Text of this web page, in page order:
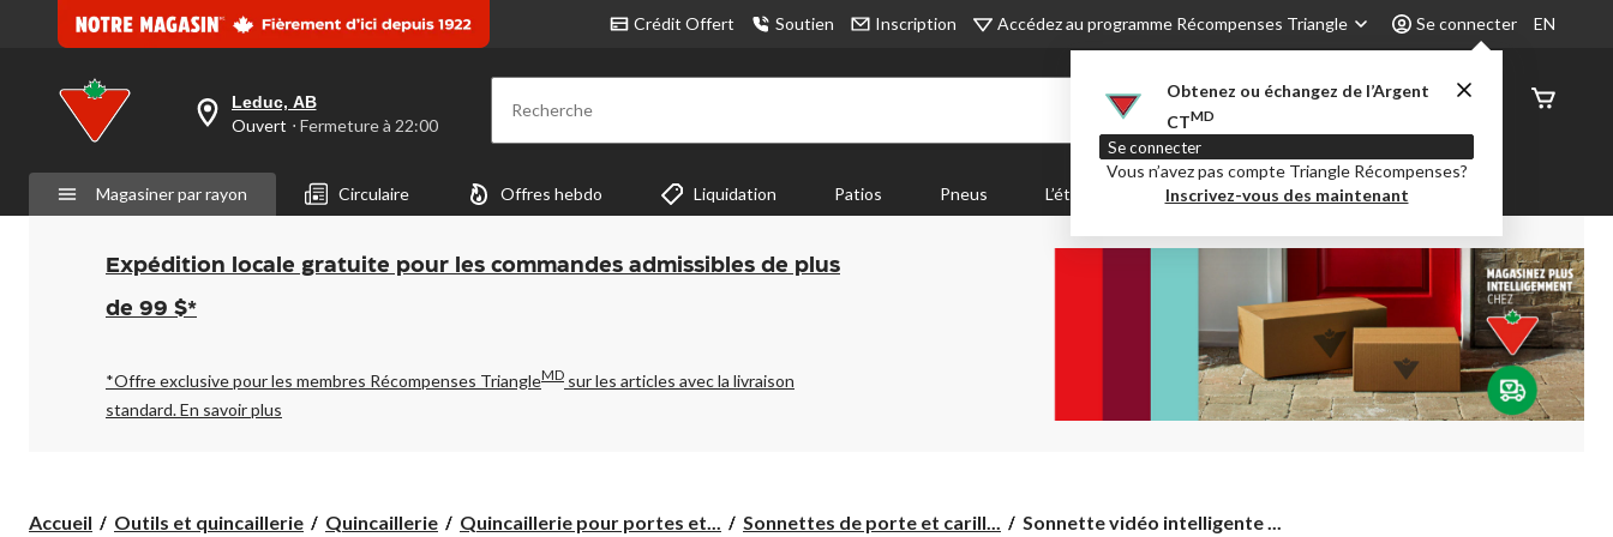
Crédit Offert Soutien Inscription Accédez au programme Récompenses Triangle Se connecter
Obtenez ou échangez de l’Argent
CTMD
Se connecter
Vous n’avez pas compte Triangle Récompenses?
Inscrivez-vous des maintenant
EN
votre
est
Leduc,
AB,
Ouvert,
Fermeture
à
pour
changer
Leduc, AB
Ouvert ⋅ Fermeture à 22:00 Recherche
État de
Magasiner par rayon Circulaire Offres hebdo Liquidation Patios Pneus L’été Party City Centre-auto
Expédition locale gratuite pour les commandes admissibles de plus
de 99 $*
*Offre exclusive pour les membres Récompenses TriangleMD sur les articles avec la livraison
standard.En savoir plus
Accueil Outils et quincaillerie Quincaillerie Quincaillerie pour portes et... Sonnettes de porte et carill...
Sonnette
Sonnette vidéo intelligente ...